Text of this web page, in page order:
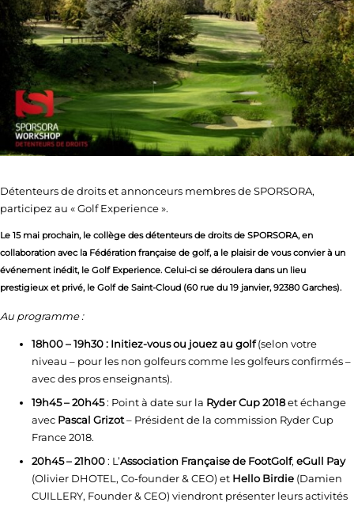
Détenteurs de droits et annonceurs membres de SPORSORA,
participez au « Golf Experience ».
Le 15 mai prochain, le collège des détenteurs de droits de SPORSORA, en
collaboration avec la Fédération française de golf, a le plaisir de vous convier à un
événement inédit, le Golf Experience. Celui-ci se déroulera dans un lieu
prestigieux et privé, le Golf de Saint-Cloud (60 rue du 19 janvier, 92380 Garches).
Au programme :
18h00 – 19h30 : Initiez-vous ou jouez au golf(selon votre
niveau – pour les non golfeurs comme les golfeurs confirmés –
avec des pros enseignants).
19h45 – 20h45: Point à date sur la Ryder Cup 2018et échange
avec Pascal Grizot– Président de la commission Ryder Cup
France 2018.
20h45 – 21h00: L’Association Française de FootGolf, eGull Pay
(Olivier DHOTEL, Co-founder & CEO) et Hello Birdie (Damien
CUILLERY, Founder & CEO) viendront présenter leurs activités